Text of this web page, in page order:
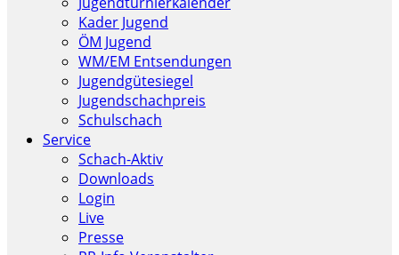
Kader Jugend
ÖM Jugend
WM/EM Entsendungen
Jugendgütesiegel
Jugendschachpreis
Schulschach
Service
Schach-Aktiv
Downloads
Login
Live
Presse